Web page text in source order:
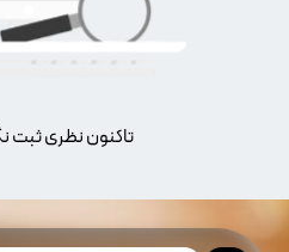
تاکنون نظری ثبت